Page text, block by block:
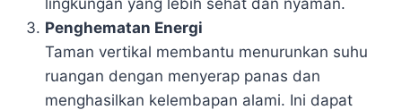
Penghematan Energi
Taman vertikal membantu menurunkan suhu
ruangan dengan menyerap panas dan
menghasilkan kelembapan alami. Ini dapat